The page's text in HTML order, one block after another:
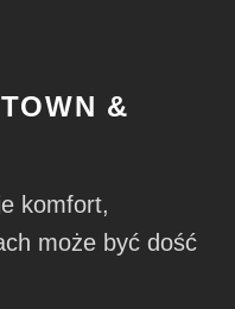
&
komfort,
może być dość